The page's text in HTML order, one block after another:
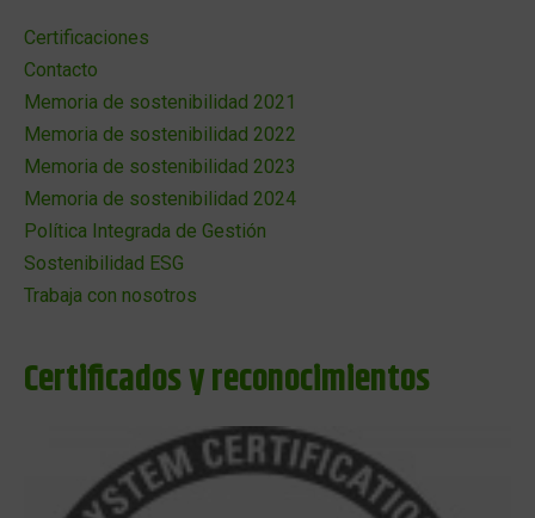
Certificaciones
Contacto
Memoria de sostenibilidad 2021
Memoria de sostenibilidad 2022
Memoria de sostenibilidad 2023
Memoria de sostenibilidad 2024
Política Integrada de Gestión
Sostenibilidad ESG
Trabaja con nosotros
Certificados y reconocimientos